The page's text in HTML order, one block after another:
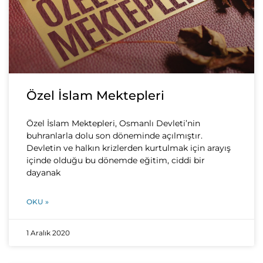
Özel İslam Mektepleri
Özel İslam Mektepleri, Osmanlı Devleti’nin
buhranlarla dolu son döneminde açılmıştır.
Devletin ve halkın krizlerden kurtulmak için arayış
içinde olduğu bu dönemde eğitim, ciddi bir
dayanak
OKU »
1 Aralık 2020